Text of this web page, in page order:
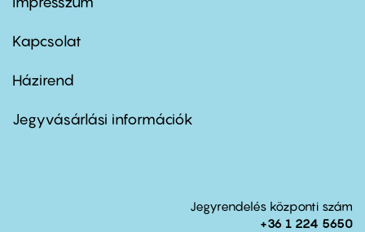
Footer
firstKapcsolat
Footer
second
Házirend
Jegyvásárlási információk
Jegyrendelés központi szám
+36 1 224 5650